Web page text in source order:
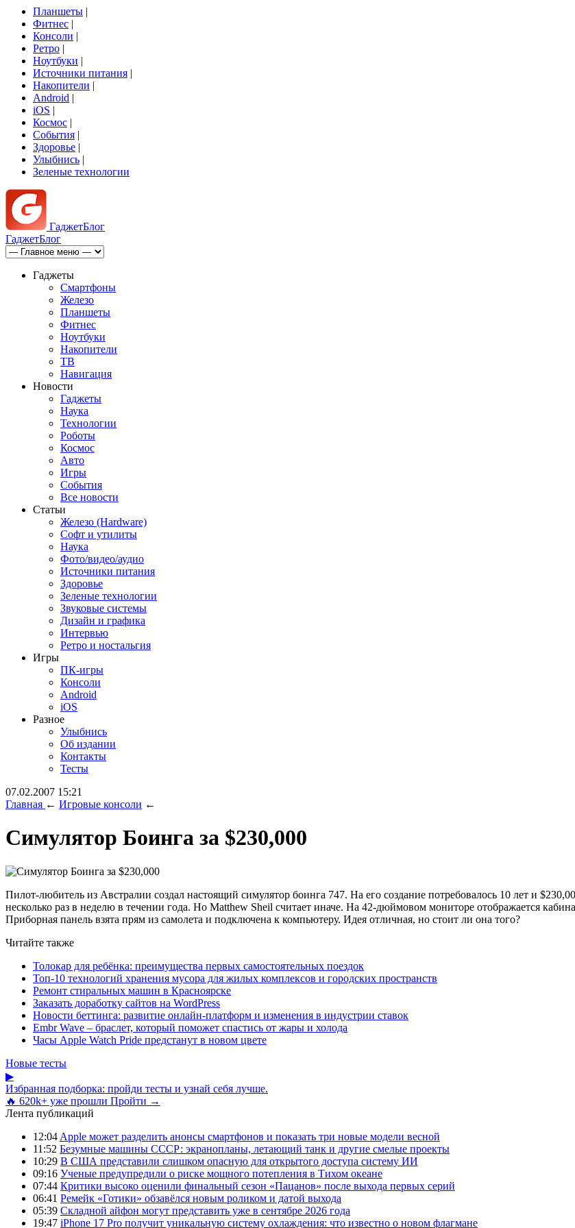
Планшеты |
Фитнес |
Консоли |
Ретро |
Ноутбуки |
Источники питания |
Накопители |
Android |
iOS |
Космос |
События |
Здоровье |
Улыбнись |
Зеленые технологии
ГаджетБлог
ГаджетБлог
Гаджеты
Смартфоны
Железо
Планшеты
Фитнес
Ноутбуки
Накопители
ТВ
Навигация
Новости
Гаджеты
Наука
Технологии
Роботы
Космос
Авто
Игры
События
Все новости
Статьи
Железо (Hardware)
Софт и утилиты
Наука
Фото/видео/аудио
Источники питания
Здоровье
Зеленые технологии
Звуковые системы
Дизайн и графика
Интервью
Ретро и ностальгия
Игры
ПК-игры
Консоли
Android
iOS
Разное
Улыбнись
Об издании
Контакты
Тесты
07.02.2007 15:21
Главная ← Игровые консоли ←
Симулятор Боинга за $230,000
Пилот-любитель из Австралии создал настоящий симулятор боинга 747. На его создание потребовалось 10 лет и
несколько раз в неделю в течении года. Но Matthew Sheil считает иначе. На 42-дюймовом мониторе отображается
Приборная панель взята прям из самолета и подключена к компьютеру. Идея отличная, но стоит ли она того?
Читайте также
Толокар для ребёнка: преимущества первых самостоятельных поездок
Топ-10 технологий хранения мусора для жилых комплексов и городских пространств
Ремонт стиральных машин в Красноярске
Заказать доработку сайтов на WordPress
Новости беттинга: развитие онлайн-платформ и изменения в индустрии ставок
Embr Wave – браслет, который поможет спастись от жары и холода
Часы Apple Watch Pride предстанут в новом цвете
Новые тесты
▶
Избранная подборка: пройди тесты и узнай себя лучше.
🔥 620k+ уже прошли Пройти →
Лента публикаций
12:04 Apple может разделить анонсы смартфонов и показать три новые модели весной
11:52 Безумные машины СССР: экранопланы, летающий танк и другие смелые проекты
10:29 В США представили слишком опасную для открытого доступа систему ИИ
09:16 Ученые предупредили о риске мощного потепления в Тихом океане
07:44 Критики высоко оценили финальный сезон «Пацанов» после выхода первых серий
06:41 Ремейк «Готики» обзавёлся новым роликом и датой выхода
05:39 Складной айфон могут представить уже в сентябре 2026 года
19:47 iPhone 17 Pro получит уникальную систему охлаждения: что известно о новом флагмане